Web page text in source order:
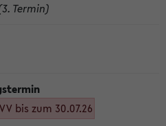
Termin)
bis zum 30.07.26